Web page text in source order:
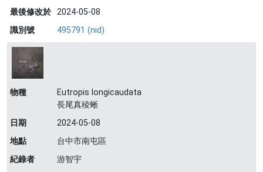
最後修改於 2024-05-08
識別號
495791 (nid)
物種
Eutropis longicaudata
長尾真稜蜥
日期
2024-05-08
地點
台中市南屯區
紀錄者
游智宇